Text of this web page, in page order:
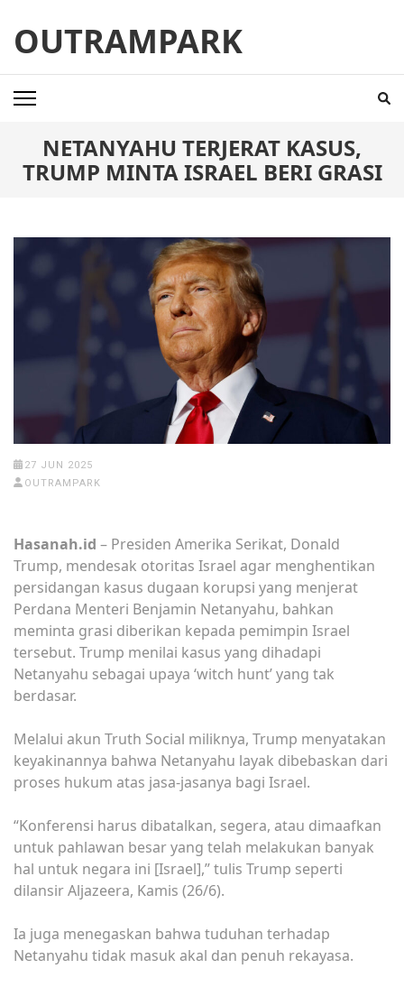
content
(Press
Enter)
OUTRAMPARK
NETANYAHU TERJERAT KASUS,
TRUMP MINTA ISRAEL BERI GRASI
27 JUN 2025
OUTRAMPARK
Hasanah.id – Presiden Amerika Serikat, Donald
Trump, mendesak otoritas Israel agar menghentikan
persidangan kasus dugaan korupsi yang menjerat
Perdana Menteri Benjamin Netanyahu, bahkan
meminta grasi diberikan kepada pemimpin Israel
tersebut. Trump menilai kasus yang dihadapi
Netanyahu sebagai upaya ‘witch hunt’ yang tak
berdasar.
Melalui akun Truth Social miliknya, Trump menyatakan
keyakinannya bahwa Netanyahu layak dibebaskan dari
proses hukum atas jasa-jasanya bagi Israel.
“Konferensi harus dibatalkan, segera, atau dimaafkan
untuk pahlawan besar yang telah melakukan banyak
hal untuk negara ini [Israel],” tulis Trump seperti
dilansir Aljazeera, Kamis (26/6).
Ia juga menegaskan bahwa tuduhan terhadap
Netanyahu tidak masuk akal dan penuh rekayasa.